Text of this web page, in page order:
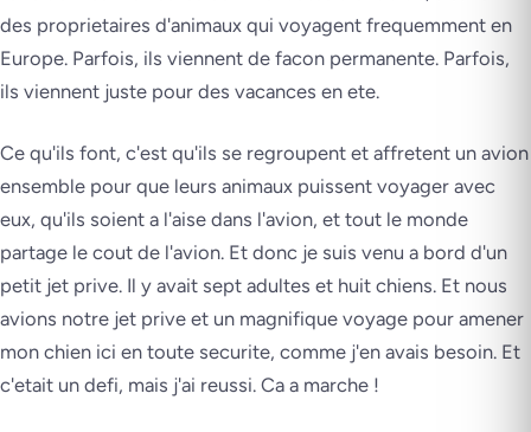
des proprietaires d'animaux qui voyagent frequemment en
Europe. Parfois, ils viennent de facon permanente. Parfois,
ils viennent juste pour des vacances en ete.
Ce qu'ils font, c'est qu'ils se regroupent et affretent un avion
ensemble pour que leurs animaux puissent voyager avec
eux, qu'ils soient a l'aise dans l'avion, et tout le monde
partage le cout de l'avion. Et donc je suis venu a bord d'un
petit jet prive. Il y avait sept adultes et huit chiens. Et nous
avions notre jet prive et un magnifique voyage pour amener
mon chien ici en toute securite, comme j'en avais besoin. Et
c'etait un defi, mais j'ai reussi. Ca a marche !